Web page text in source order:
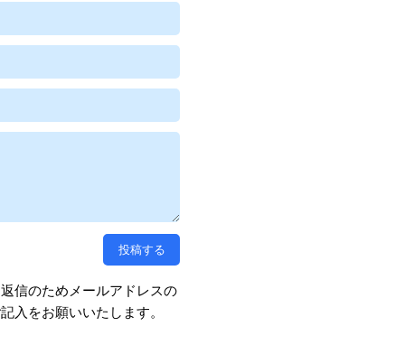
信のためメールアドレスの
入をお願いいたします。